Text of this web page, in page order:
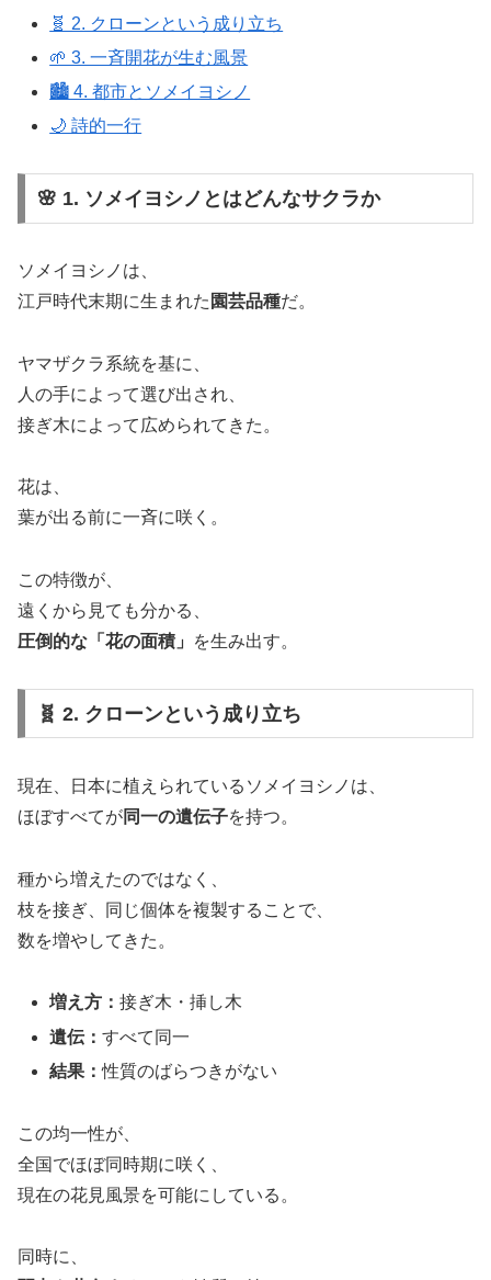
🧬 2. クローンという成り立ち
🌱 3. 一斉開花が生む風景
🏙️ 4. 都市とソメイヨシノ
🌙 詩的一行
🌸 1. ソメイヨシノとはどんなサクラか
ソメイヨシノは、
江戸時代末期に生まれた 園芸品種だ。
ヤマザクラ系統を基に、
人の手によって選び出され、
接ぎ木によって広められてきた。
花は、
葉が出る前に一斉に咲く。
この特徴が、
遠くから見ても分かる、
圧倒的な「花の面積」
を生み出す。
🧬 2. クローンという成り立ち
現在、日本に植えられているソメイヨシノは、
ほぼすべてが同一の遺伝子を持つ。
種から増えたのではなく、
枝を接ぎ、同じ個体を複製することで、
数を増やしてきた。
増え方：接ぎ木・挿し木
遺伝：すべて同一
結果：性質のばらつきがない
この均一性が、
全国でほぼ同時期に咲く、
現在の花見風景を可能にしている。
同時に、